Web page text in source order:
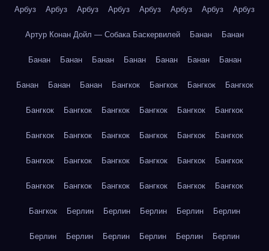
Арбуз Арбуз Арбуз Арбуз Арбуз Арбуз Арбуз Арбуз
Артур Конан Дойл — Собака Баскервилей Банан Банан
Банан Банан Банан Банан Банан Банан Банан
Банан Банан Банан Бангкок Бангкок Бангкок Бангкок
Бангкок Бангкок Бангкок Бангкок Бангкок Бангкок
Бангкок Бангкок Бангкок Бангкок Бангкок Бангкок
Бангкок Бангкок Бангкок Бангкок Бангкок Бангкок
Бангкок Бангкок Бангкок Бангкок Бангкок Бангкок
Бангкок Берлин Берлин Берлин Берлин Берлин
Берлин Берлин Берлин Берлин Берлин Берлин